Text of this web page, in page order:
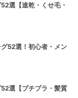
選【速乾・くせ毛・
52選！初心者・メン
選【プチプラ・髪質